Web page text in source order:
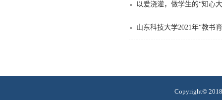
以爱浇灌，做学生的“知心
山东科技大学2021年“教书
Copyright©